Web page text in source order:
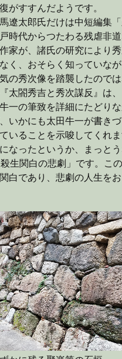
がすすんだようです。
遼太郎氏だけは中短編集
時代からつたわる残虐非
家が、諸氏の研究により
く、おそらく知っていな
の秀次像を踏襲したので
太閤秀吉と秀次謀反』は
一の筆致を詳細にたどり
いかにも太田牛一が書き
いることを示唆してくれま
なったというか、まっと
殺生関白の悲劇」です。こ
白であり、悲劇の人生をお